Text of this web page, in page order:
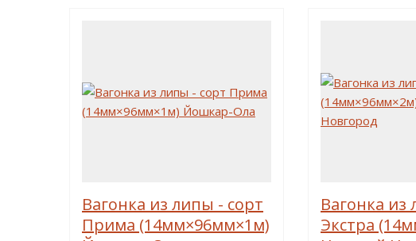
Вагонка из липы - сорт
Прима (14мм×96мм×1м)
Вагонка из
Экстра